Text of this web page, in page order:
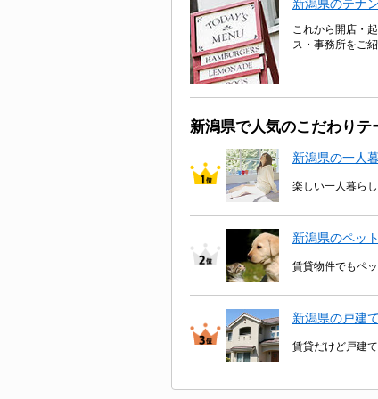
新潟県のテナ
これから開店・
ス・事務所をご
新潟県で人気のこだわりテ
新潟県の一人
楽しい一人暮ら
新潟県のペッ
賃貸物件でもペ
新潟県の戸建
賃貸だけど戸建